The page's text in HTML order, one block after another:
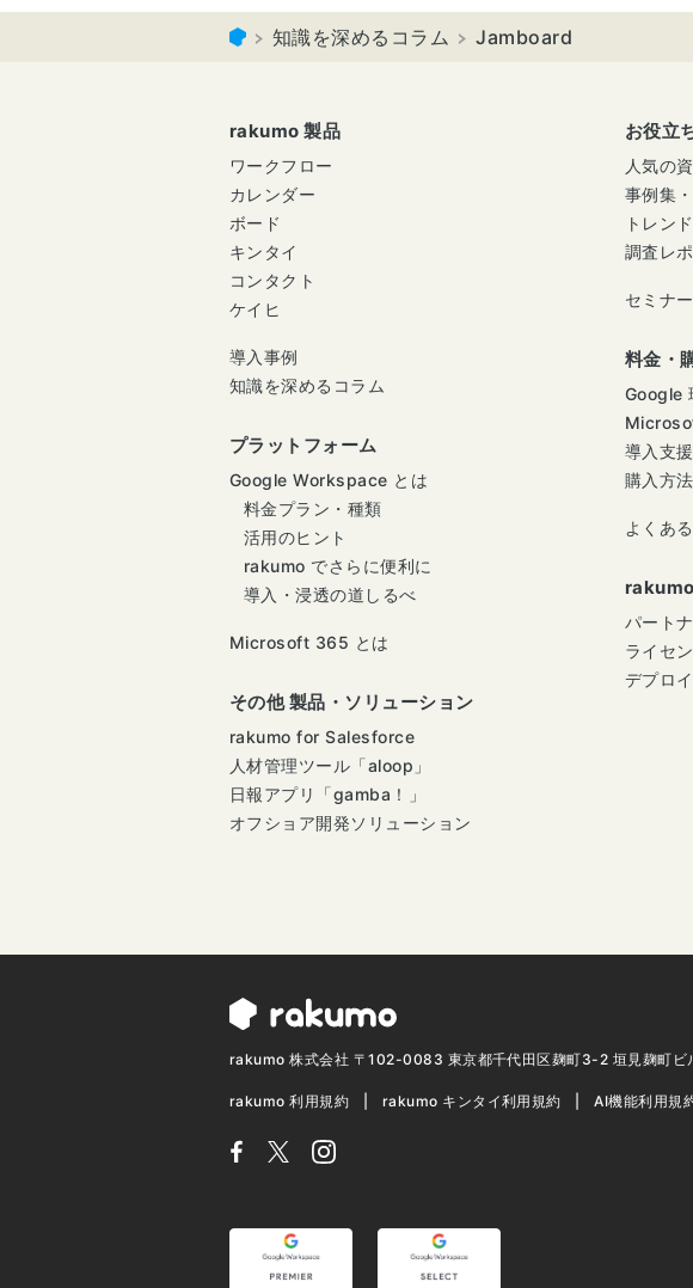
知識を深めるコラム Jamboard
rakumo 製品
ワークフロー
カレンダー
ボード
キンタイ
コンタクト
ケイヒ
導入事例
知識を深めるコラム
プラットフォーム
Google Workspace とは
料金プラン・種類
活用のヒント
rakumo でさらに便利に
導入・浸透の道しるべ
Microsoft 365 とは
その他 製品・ソリューション
rakumo for Salesforce
人材管理ツール「aloop」
日報アプリ「gamba！」
オフショア開発ソリューション
お役立
人気の
事例集
トレン
調査レ
セミナ
料金・
Google
導入支
購入方法
よくあ
パート
ライセ
デプロ
rakumo 株式会社 〒102-0083 東京都千代田区麹町3-2 垣見麹町ビ
rakumo 利用規約 rakumo キンタイ利用規約 AI機能利用規